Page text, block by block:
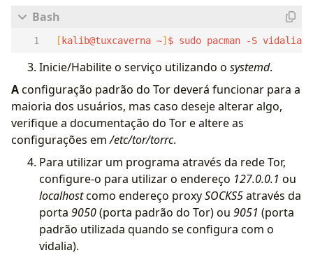
[ kalib@tuxcaverna ~] $ sudo pacman -S vidalia
Inicie/Habilite o serviço utilizando o systemd.
Aconfiguração padrão do Tor deverá funcionar para a
maioria dos usuários, mas caso deseje alterar algo,
verifique a documentação do Tor e altere as
configurações em/etc/tor/torrc.
Para utilizar um programa através da rede Tor,
configure-o para utilizar o endereço 127.0.0.1 ou
localhostcomo endereço proxySOCKS5através da
porta 9050(porta padrão do Tor) ou 9051 (porta
padrão utilizada quando se configura com o
vidalia).